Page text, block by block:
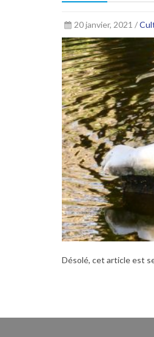
20 janvier, 2021 /
Désolé, cet article est